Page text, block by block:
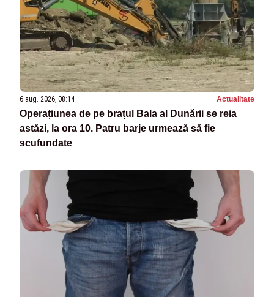
6 aug. 2026, 08:14 Actualitate
Operațiunea de pe brațul Bala al Dunării se reia
astăzi, la ora 10. Patru barje urmează să fie
scufundate